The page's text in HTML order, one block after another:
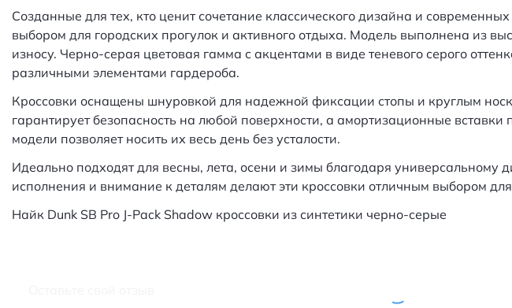
Созданные для тех, кто ценит сочетание классического дизайна и
выбором для городских прогулок и активного отдыха. Модель выполнена из
износу. Черно-серая цветовая гамма с акцентами в виде теневого серого
различными элементами гардероба.
Кроссовки оснащены шнуровкой для надежной фиксации стопы и круглым
гарантирует безопасность на любой поверхности, а амортизационные
модели позволяет носить их весь день без усталости.
Идеально подходят для весны, лета, осени и зимы благодаря
исполнения и внимание к деталям делают эти кроссовки отличным выбором
Найк Dunk SB Pro J-Pack Shadow кроссовки из синтетики черно-серые